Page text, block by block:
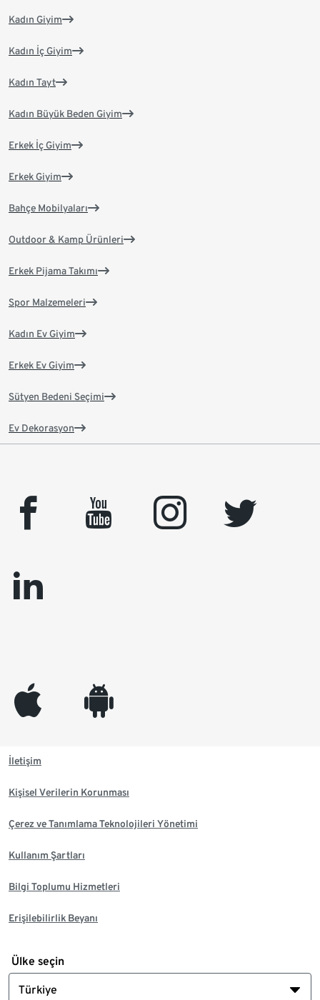
Kadın Giyim
Kadın İç Giyim
Kadın Tayt
Kadın Büyük Beden Giyim
Erkek İç Giyim
Erkek Giyim
Bahçe Mobilyaları
Outdoor & Kamp Ürünleri
Erkek Pijama Takımı
Spor Malzemeleri
Kadın Ev Giyim
Erkek Ev Giyim
Sütyen Bedeni Seçimi
Ev Dekorasyon
facebook youtube instagram
twitter
linkedin
appleinc android
İletişim
Kişisel Verilerin Korunması
Çerez ve Tanımlama Teknolojileri Yönetimi
Kullanım Şartları
Bilgi Toplumu Hizmetleri
Erişilebilirlik Beyanı
Ülke seçin
Türkiye